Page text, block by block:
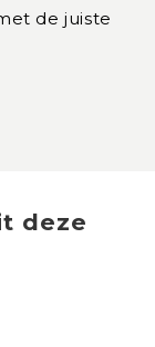
de juiste
deze